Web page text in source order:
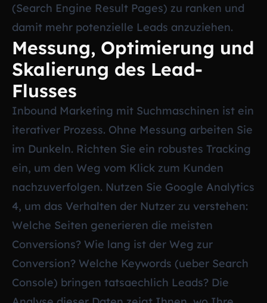
(Search Engine Result Pages) zu ranken und
damit mehr potenzielle Leads anzuziehen.
Messung, Optimierung und
Skalierung des Lead-
Flusses
Inbound Marketing mit Suchmaschinen ist ein
iterativer Prozess. Ohne Messung arbeiten Sie
im Dunkeln. Richten Sie ein robustes Tracking
ein, um den Weg vom Klick zum Kunden
nachzuverfolgen. Nutzen Sie Google Analytics
4, um das Verhalten der Nutzer zu verstehen:
Welche Seiten generieren die meisten
Conversions? Wie lang ist der Weg zur
Conversion? Welche Keywords (ueber Search
Console) bringen tatsaechlich Leads? Die